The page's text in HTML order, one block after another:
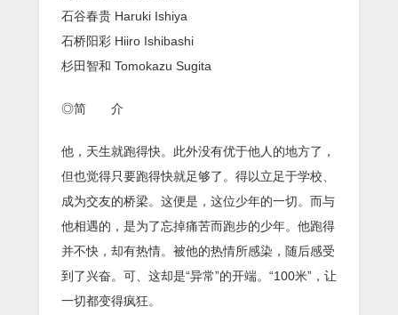
石谷春贵 Haruki Ishiya
石桥阳彩 Hiiro Ishibashi
杉田智和 Tomokazu Sugita
◎简 介
他，天生就跑得快。此外没有优于他人的地方了，
但也觉得只要跑得快就足够了。得以立足于学校、
成为交友的桥梁。这便是，这位少年的一切。而与
他相遇的，是为了忘掉痛苦而跑步的少年。他跑得
并不快，却有热情。被他的热情所感染，随后感受
到了兴奋。可、这却是“异常”的开端。“100米”，让
一切都变得疯狂。